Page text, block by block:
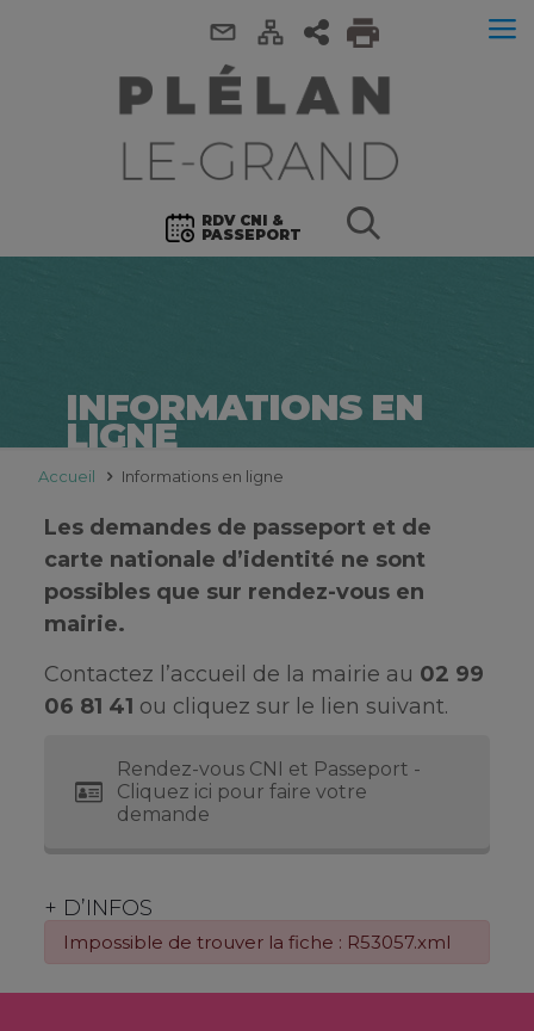
RDV CNI &
PASSEPORT
INFORMATIONS EN
LIGNE
Accueil Informations en ligne
Les demandes de passeport et de
carte nationale d’identité ne sont
possibles que sur rendez-vous en
mairie.
Contactez l’accueil de la mairie au 02 99
06 81 41 ou cliquez sur le lien suivant.
Rendez-vous CNI et Passeport -
Cliquez ici pour faire votre
demande
+ D’INFOS
Impossible de trouver la fiche : R53057.xml